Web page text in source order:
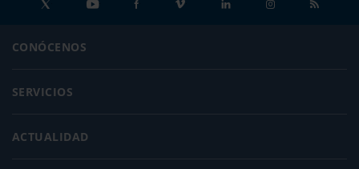
CONÓCENOS
SERVICIOS
ACTUALIDAD